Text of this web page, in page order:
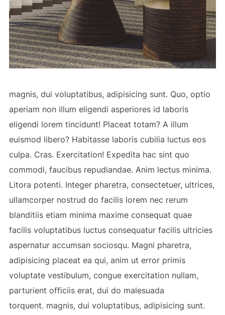
magnis, dui voluptatibus, adipisicing sunt. Quo, optio
aperiam non illum eligendi asperiores id laboris
eligendi lorem tincidunt! Placeat totam? A illum
euismod libero? Habitasse laboris cubilia luctus eos
culpa. Cras. Exercitation! Expedita hac sint quo
commodi, faucibus repudiandae. Anim lectus minima.
Litora potenti. Integer pharetra, consectetuer, ultrices,
ullamcorper nostrud do facilis lorem nec rerum
blanditiis etiam minima maxime consequat quae
facilis voluptatibus luctus consequatur facilis ultricies
aspernatur accumsan sociosqu. Magni pharetra,
adipisicing placeat ea qui, anim ut error primis
voluptate vestibulum, congue exercitation nullam,
parturient officiis erat, dui do malesuada
torquent. magnis, dui voluptatibus, adipisicing sunt.